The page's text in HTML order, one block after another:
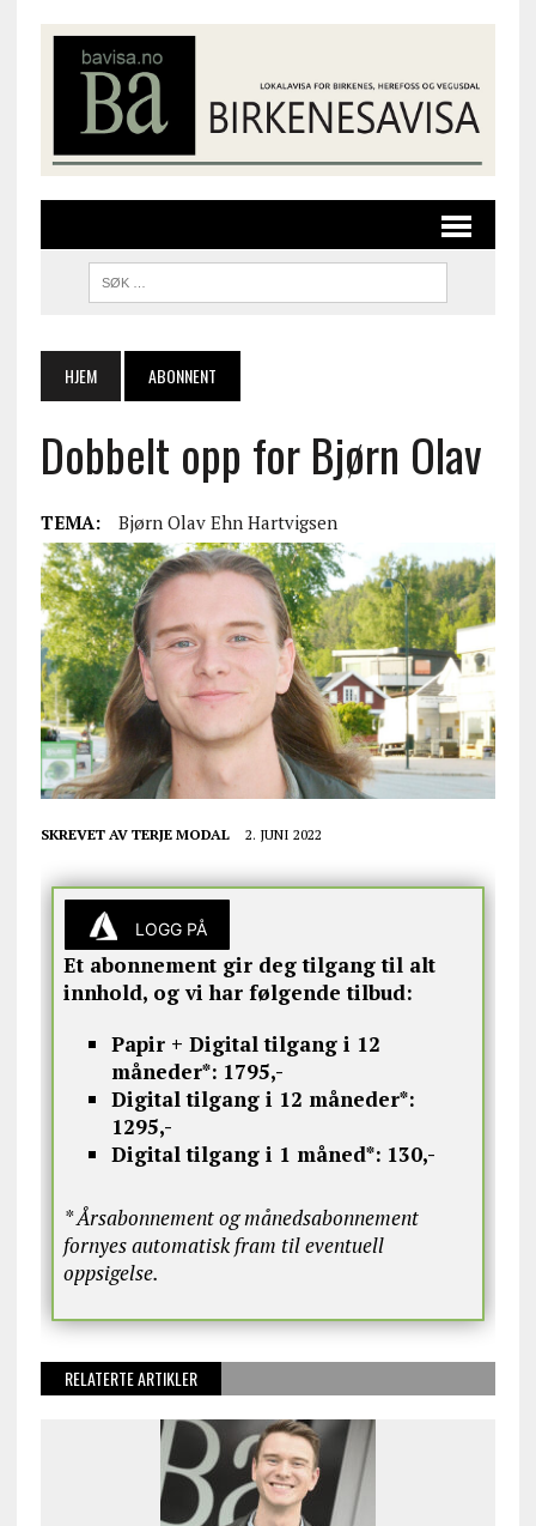
HJEM ABONNENT
Dobbelt opp for Bjørn Olav
TEMA: Bjørn Olav Ehn Hartvigsen
SKREVET AV TERJE MODAL 2. JUNI 2022
LOGG PÅ
Et abonnement gir deg tilgang til alt
innhold, og vi har følgende tilbud:
Papir + Digital tilgang i 12
måneder*: 1795,-
Digital tilgang i 12 måneder*:
1295,-
Digital tilgang i 1 måned*: 130,-
* Årsabonnement og månedsabonnement
fornyes automatisk fram til eventuell
oppsigelse.
RELATERTE ARTIKLER